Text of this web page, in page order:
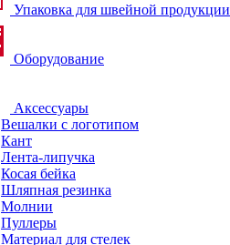
Упаковка для швейной продукции
Оборудование
Аксессуары
Вешалки с логотипом
Кант
Лента-липучка
Косая бейка
Шляпная резинка
Молнии
Пуллеры
Материал для стелек